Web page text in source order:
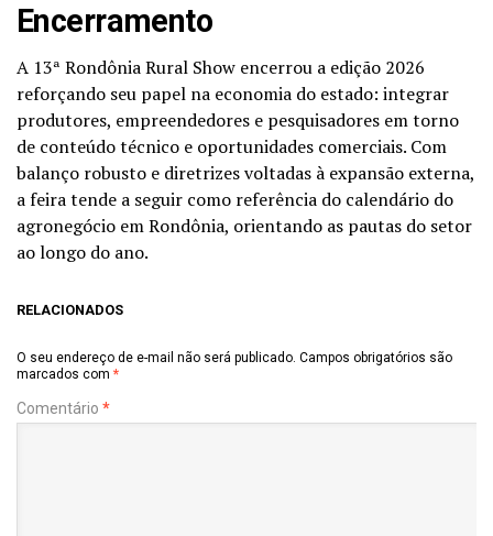
Encerramento
A 13ª Rondônia Rural Show encerrou a edição 2026
reforçando seu papel na economia do estado: integrar
produtores, empreendedores e pesquisadores em torno
de conteúdo técnico e oportunidades comerciais. Com
balanço robusto e diretrizes voltadas à expansão externa,
a feira tende a seguir como referência do calendário do
agronegócio em Rondônia, orientando as pautas do setor
ao longo do ano.
RELACIONADOS
O seu endereço de e-mail não será publicado. Campos obrigatórios são
marcados com *
Comentário *